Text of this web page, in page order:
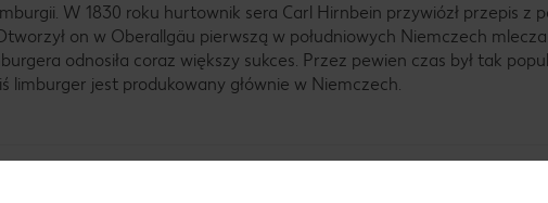
W 1830 roku hurtownik sera Carl Hirnbein przywiózł przepis z
on w Oberallgäu pierwszą w południowych Niemczech
odnosiła coraz większy sukces. Przez pewien czas był tak
limburger jest produkowany głównie w Niemczech.